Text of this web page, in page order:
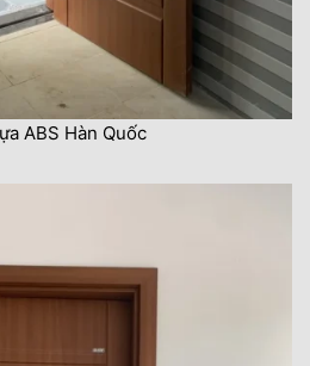
ABS Hàn Quốc